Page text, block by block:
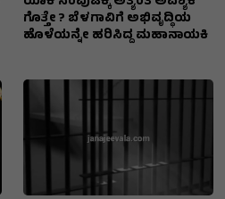
ಗೊತ್ತೇ ? ಬೆಳಗಾವಿಗೆ ಅಭಿವೃದ್ಧಿಯ
ಹೊಳೆಯನ್ನೇ ಹರಿಸಿದ್ದ ಮಹಾನಾಯಕಿ